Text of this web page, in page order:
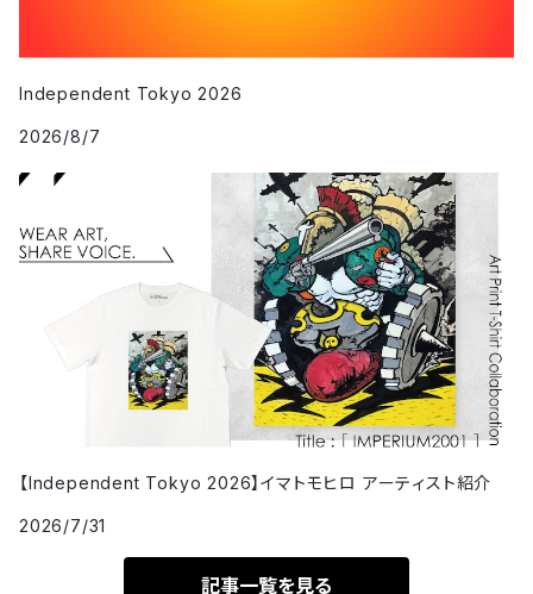
Independent Tokyo 2026
2026/8/7
【Independent Tokyo 2026】イマトモヒロ アーティスト紹介
2026/7/31
記事一覧を見る